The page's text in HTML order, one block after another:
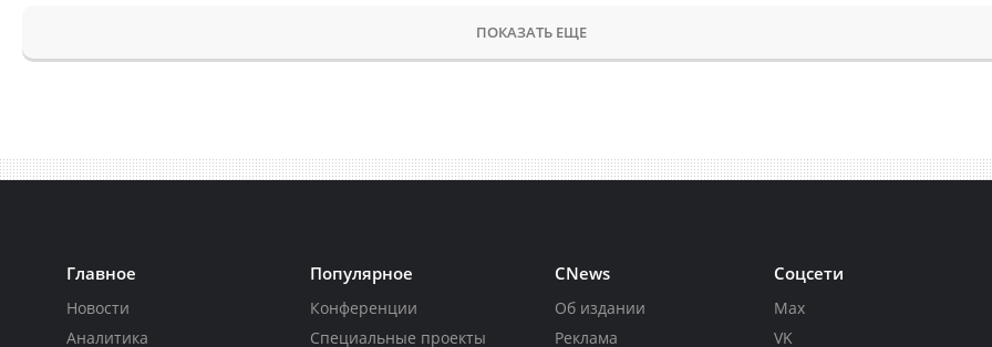
ПОКАЗАТЬ ЕЩЕ
Главное
Новости
Аналитика
Популярное
Конференции
Специальные проекты
CNews
Об издании
Реклама
Соцсети
Max
VK